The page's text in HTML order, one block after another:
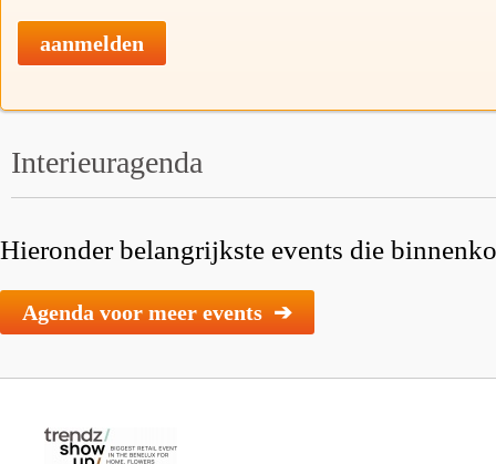
aanmelden
Interieuragenda
Hieronder belangrijkste events die
Agenda voor meer events ➔